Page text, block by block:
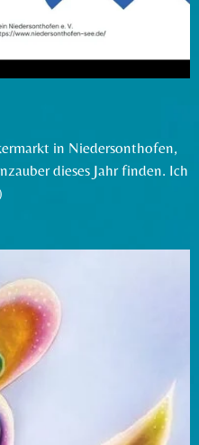
in Niedersonthofen,
dieses Jahr finden. Ich